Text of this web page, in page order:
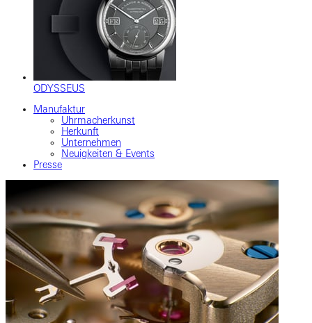
ODYSSEUS
Manufaktur
Uhrmacherkunst
Herkunft
Unternehmen
Neuigkeiten & Events
Presse